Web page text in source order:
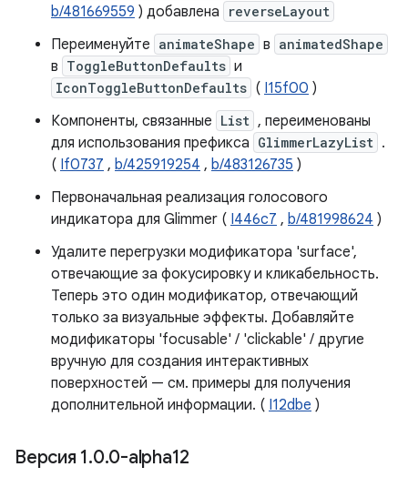
b/481669559 ) добавлена reverseLayout
Переименуйте animateShape в animatedShape
в ToggleButtonDefaults и
IconToggleButtonDefaults ( I15f00 )
Компоненты, связанные List , переименованы
для использования префикса GlimmerLazyList .
( If0737 , b/425919254 , b/483126735 )
Первоначальная реализация голосового
индикатора для Glimmer ( I446c7 , b/481998624 )
Удалите перегрузки модификатора 'surface',
отвечающие за фокусировку и кликабельность.
Теперь это один модификатор, отвечающий
только за визуальные эффекты. Добавляйте
модификаторы 'focusable' / 'clickable' / другие
вручную для создания интерактивных
поверхностей — см. примеры для получения
дополнительной информации. ( I12dbe )
Версия 1.0.0-alpha12